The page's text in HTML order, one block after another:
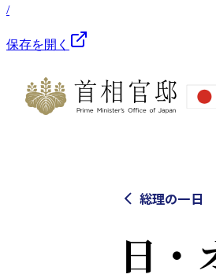
/
保存を開く